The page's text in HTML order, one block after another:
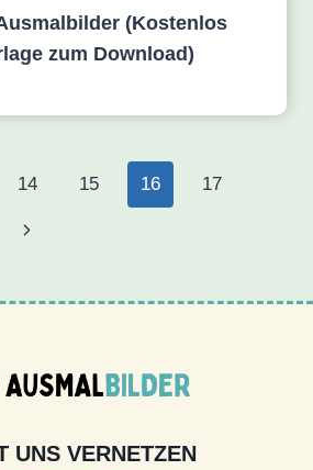
(Kostenlos
zum Download)
14 15 16 17
Nächste
UNS VERNETZEN